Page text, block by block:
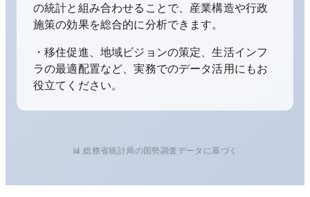
の統計と組み合わせることで、産業構造や行政
施策の効果を総合的に分析できます。
・移住促進、地域ビジョンの策定、生活インフ
ラの最適配置など、実務でのデータ活用にもお
役立てください。
📊 総務省統計局の国勢調査データに基づく